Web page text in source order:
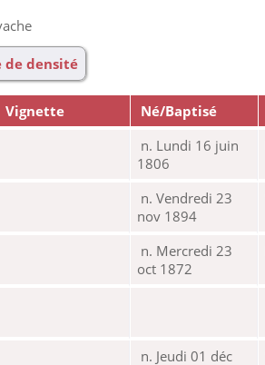
de densité
Vignette Né/Baptisé
n. Lundi 16 juin
1806
n. Vendredi 23
nov 1894
n. Mercredi 23
oct 1872
n. Jeudi 01 déc